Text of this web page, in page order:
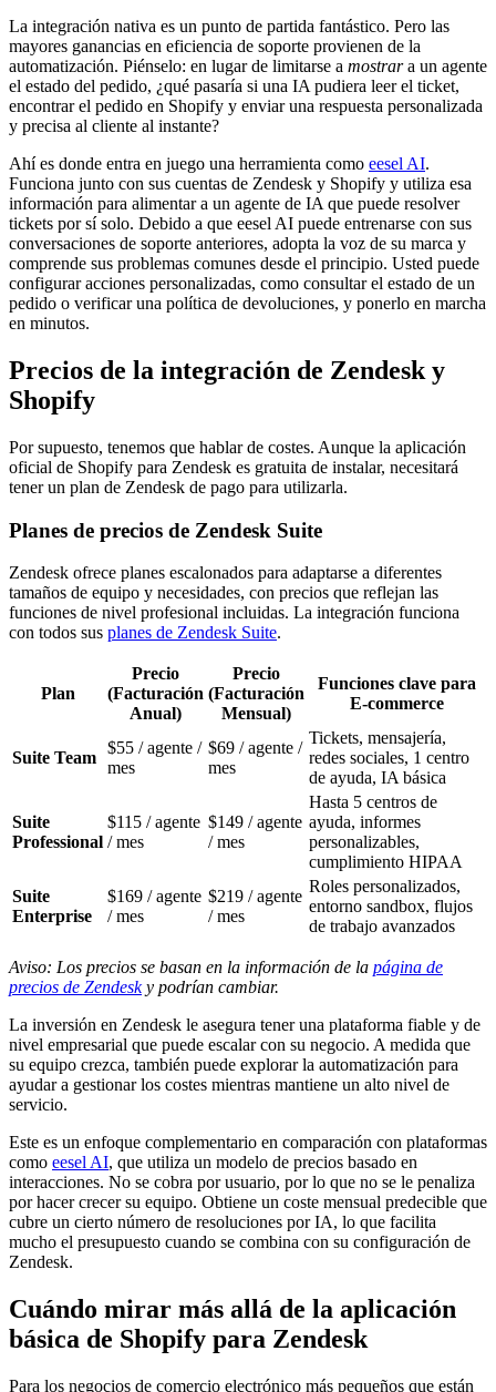
La integración nativa es un punto de partida fantástico. Pero las
mayores ganancias en eficiencia de soporte provienen de la
automatización. Piénselo: en lugar de limitarse a mostrara un agente
el estado del pedido, ¿qué pasaría si una IA pudiera leer el ticket,
encontrar el pedido en Shopify y enviar una respuesta personalizada
y precisa al cliente al instante?
Ahí es donde entra en juego una herramienta como eesel AI.
Funciona junto con sus cuentas de Zendesk y Shopify y utiliza esa
información para alimentar a un agente de IA que puede resolver
tickets por sí solo. Debido a que eesel AI puede entrenarse con sus
conversaciones de soporte anteriores, adopta la voz de su marca y
comprende sus problemas comunes desde el principio. Usted puede
configurar acciones personalizadas, como consultar el estado de un
pedido o verificar una política de devoluciones, y ponerlo en marcha
en minutos.
Precios de la integración de Zendesk y
Shopify
Por supuesto, tenemos que hablar de costes. Aunque la aplicación
oficial de Shopify para Zendesk es gratuita de instalar, necesitará
tener un plan de Zendesk de pago para utilizarla.
Planes de precios de Zendesk Suite
Zendesk ofrece planes escalonados para adaptarse a diferentes
tamaños de equipo y necesidades, con precios que reflejan las
funciones de nivel profesional incluidas. La integración funciona
con todos sus planes de Zendesk Suite.
Plan
Precio
(Facturación
Anual)
Precio
(Facturación
Mensual)
Funciones clave para
E-commerce
Suite Team
$55 / agente /
mes
$69 / agente /
mes
Tickets, mensajería,
redes sociales, 1 centro
de ayuda, IA básica
Suite
Professional
$115 / agente
/ mes
$149 / agente
/ mes
Hasta 5 centros de
ayuda, informes
personalizables,
cumplimiento HIPAA
Suite
Enterprise
$169 / agente
/ mes
$219 / agente
/ mes
Roles personalizados,
entorno sandbox, flujos
de trabajo avanzados
Aviso: Los precios se basan en la información de la página de
precios de Zendesky podrían cambiar.
La inversión en Zendesk le asegura tener una plataforma fiable y de
nivel empresarial que puede escalar con su negocio. A medida que
su equipo crezca, también puede explorar la automatización para
ayudar a gestionar los costes mientras mantiene un alto nivel de
servicio.
Este es un enfoque complementario en comparación con plataformas
como eesel AI, que utiliza un modelo de precios basado en
interacciones. No se cobra por usuario, por lo que no se le penaliza
por hacer crecer su equipo. Obtiene un coste mensual predecible que
cubre un cierto número de resoluciones por IA, lo que facilita
mucho el presupuesto cuando se combina con su configuración de
Zendesk.
Cuándo mirar más allá de la aplicación
básica de Shopify para Zendesk
Para los negocios de comercio electrónico más pequeños que están